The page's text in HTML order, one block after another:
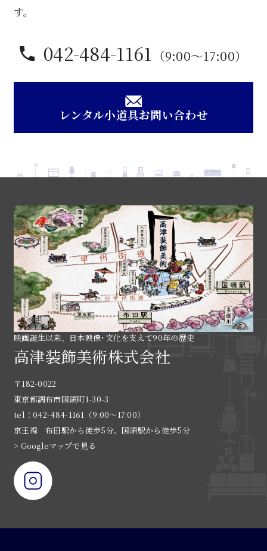
す。
042-484-1161 （9:00〜17:00）
レンタル小道具お問い合わせ
映画誕生以来、日本映像･文化を支えて90年の歴史
高津装飾美術株式会社
〒182-0022
東京都調布市国領町1-30-3
tel：042-484-1161（9:00〜17:00）
京王線 布田駅から徒歩5分、国領駅から徒歩5分
> Googleマップで見る